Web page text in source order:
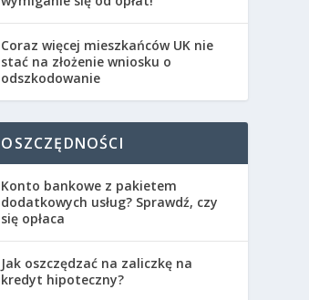
Coraz więcej mieszkańców UK nie
stać na złożenie wniosku o
odszkodowanie
OSZCZĘDNOŚCI
Konto bankowe z pakietem
dodatkowych usług? Sprawdź, czy
się opłaca
Jak oszczędzać na zaliczkę na
kredyt hipoteczny?